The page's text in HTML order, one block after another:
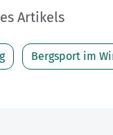
Artikels
Bergsport im